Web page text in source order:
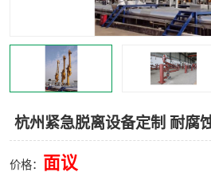
杭州紧急脱离设备定制 耐腐
价格： 面议
浮动出油装置 鹤